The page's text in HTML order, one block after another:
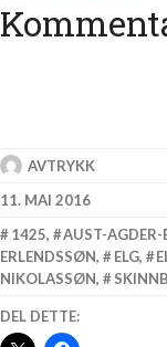
AVTRYKK
11. MAI 2016
1425, AUST-AGDER-
ERLENDSSØN, ELG,
NIKOLASSØN,
DEL DETTE: